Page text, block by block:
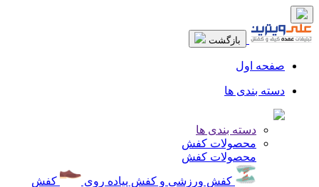
بازگشت
صفحه اول
دسته بندی ها
دسته بندی ها
محصولات کفش
محصولات کفش
کفش ورزشی و کفش پیاده روی
کفش